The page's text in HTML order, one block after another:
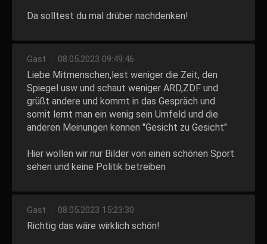
Da solltest du mal drüber nachdenken!
Gast 08.05.2023 09:49:46
Liebe Mitmenschen,lest weniger die Zeit, den
Spiegel usw und schaut weniger ARD,ZDF und
grüßt andere und kommt in das Gespräch und
somit lernt man ein wenig sein Umfeld und die
anderen Meinungen kennen "Gesicht zu Gesicht"
Hier wollen wir nur Bilder von einen schönen Sport
sehen und keine Politik betreiben
Gast 08.05.2023 15:23:30
Richtig das wäre wirklich schön!